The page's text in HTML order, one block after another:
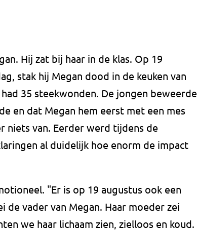
Hij zat bij haar in de klas. Op 19
stak hij Megan dood in de keuken van
35 steekwonden. De jongen beweerde
en dat Megan hem eerst met een mes
niets van. Eerder werd tijdens de
al duidelijk hoe enorm de impact
"Er is op 19 augustus ook een
de vader van Megan. Haar moeder zei
we haar lichaam zien, zielloos en koud.